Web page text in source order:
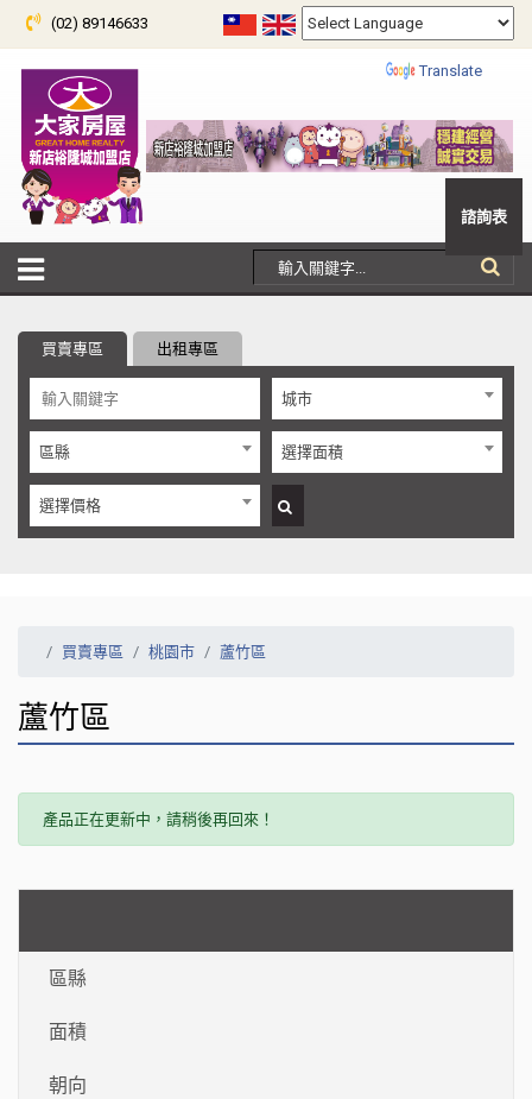
(02) 89146633
Translate
買賣專區 出租專區
城市
區縣 選擇面積
選擇價格
買賣專區 桃園市 蘆竹區
蘆竹區
產品正在更新中，請稍後再回來！
區縣
面積
朝向
諮詢表